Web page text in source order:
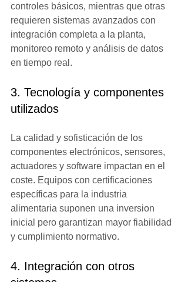
controles básicos, mientras que otras
requieren sistemas avanzados con
integración completa a la planta,
monitoreo remoto y análisis de datos
en tiempo real.
3. Tecnología y componentes
utilizados
La calidad y sofisticación de los
componentes electrónicos, sensores,
actuadores y software impactan en el
coste. Equipos con certificaciones
específicas para la industria
alimentaria suponen una inversion
inicial pero garantizan mayor fiabilidad
y cumplimiento normativo.
4. Integración con otros